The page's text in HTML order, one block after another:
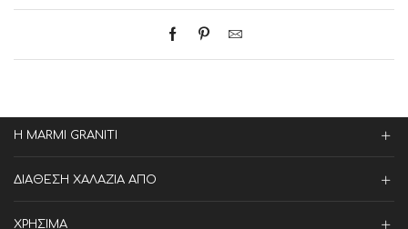
Η MARMI GRANITI
ΔΙΑΘΕΣΗ ΧΑΛΑΖΙΑ ΑΠΟ
ΧΡΗΣΙΜΑ